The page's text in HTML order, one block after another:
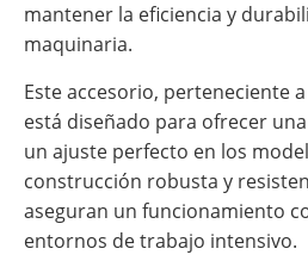
mantener la eficiencia y
maquinaria.
Este accesorio, perteneciente
está diseñado para ofrecer
un ajuste perfecto en los
construcción robusta y
aseguran un funcionamiento
entornos de trabajo intensivo.